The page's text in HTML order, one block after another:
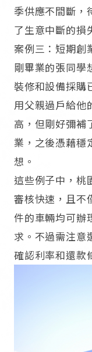
季供應不間斷，
了生意中斷的損
案例三：短期創
剛畢業的張同學
裝修和設備採購
用父親過戶給他
高，但剛好彌補
業，之後憑藉穩
想。​
這些例子中，桃
審核快速，且不
件的車輛均可辦
求。不過需注意
確認利率和還款